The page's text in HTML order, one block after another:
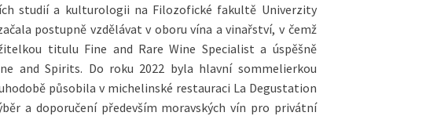
studií a kulturologii na Filozofické fakultě Univerzity
postupně vzdělávat v oboru vína a vinařství, v čemž
titulu Fine and Rare Wine Specialist a úspěšně
and Spirits. Do roku 2022 byla hlavní sommelierkou
působila v michelinské restauraci La Degustation
a doporučení především moravských vín pro privátní